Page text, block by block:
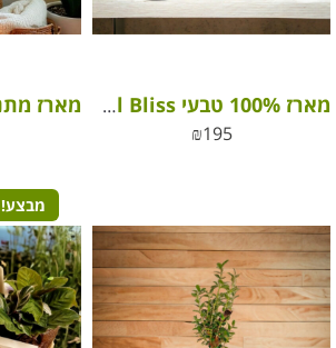
מארז 100% טבעי Peaceful Bliss
₪195
מבצע!